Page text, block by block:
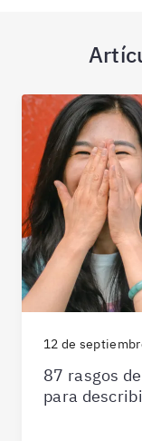
12 de
87 rasgos
para